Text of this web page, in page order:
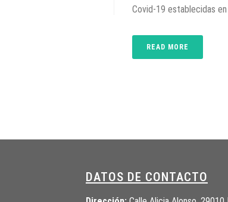
Covid-19 establecidas
READ MORE
DATOS DE CONTACTO